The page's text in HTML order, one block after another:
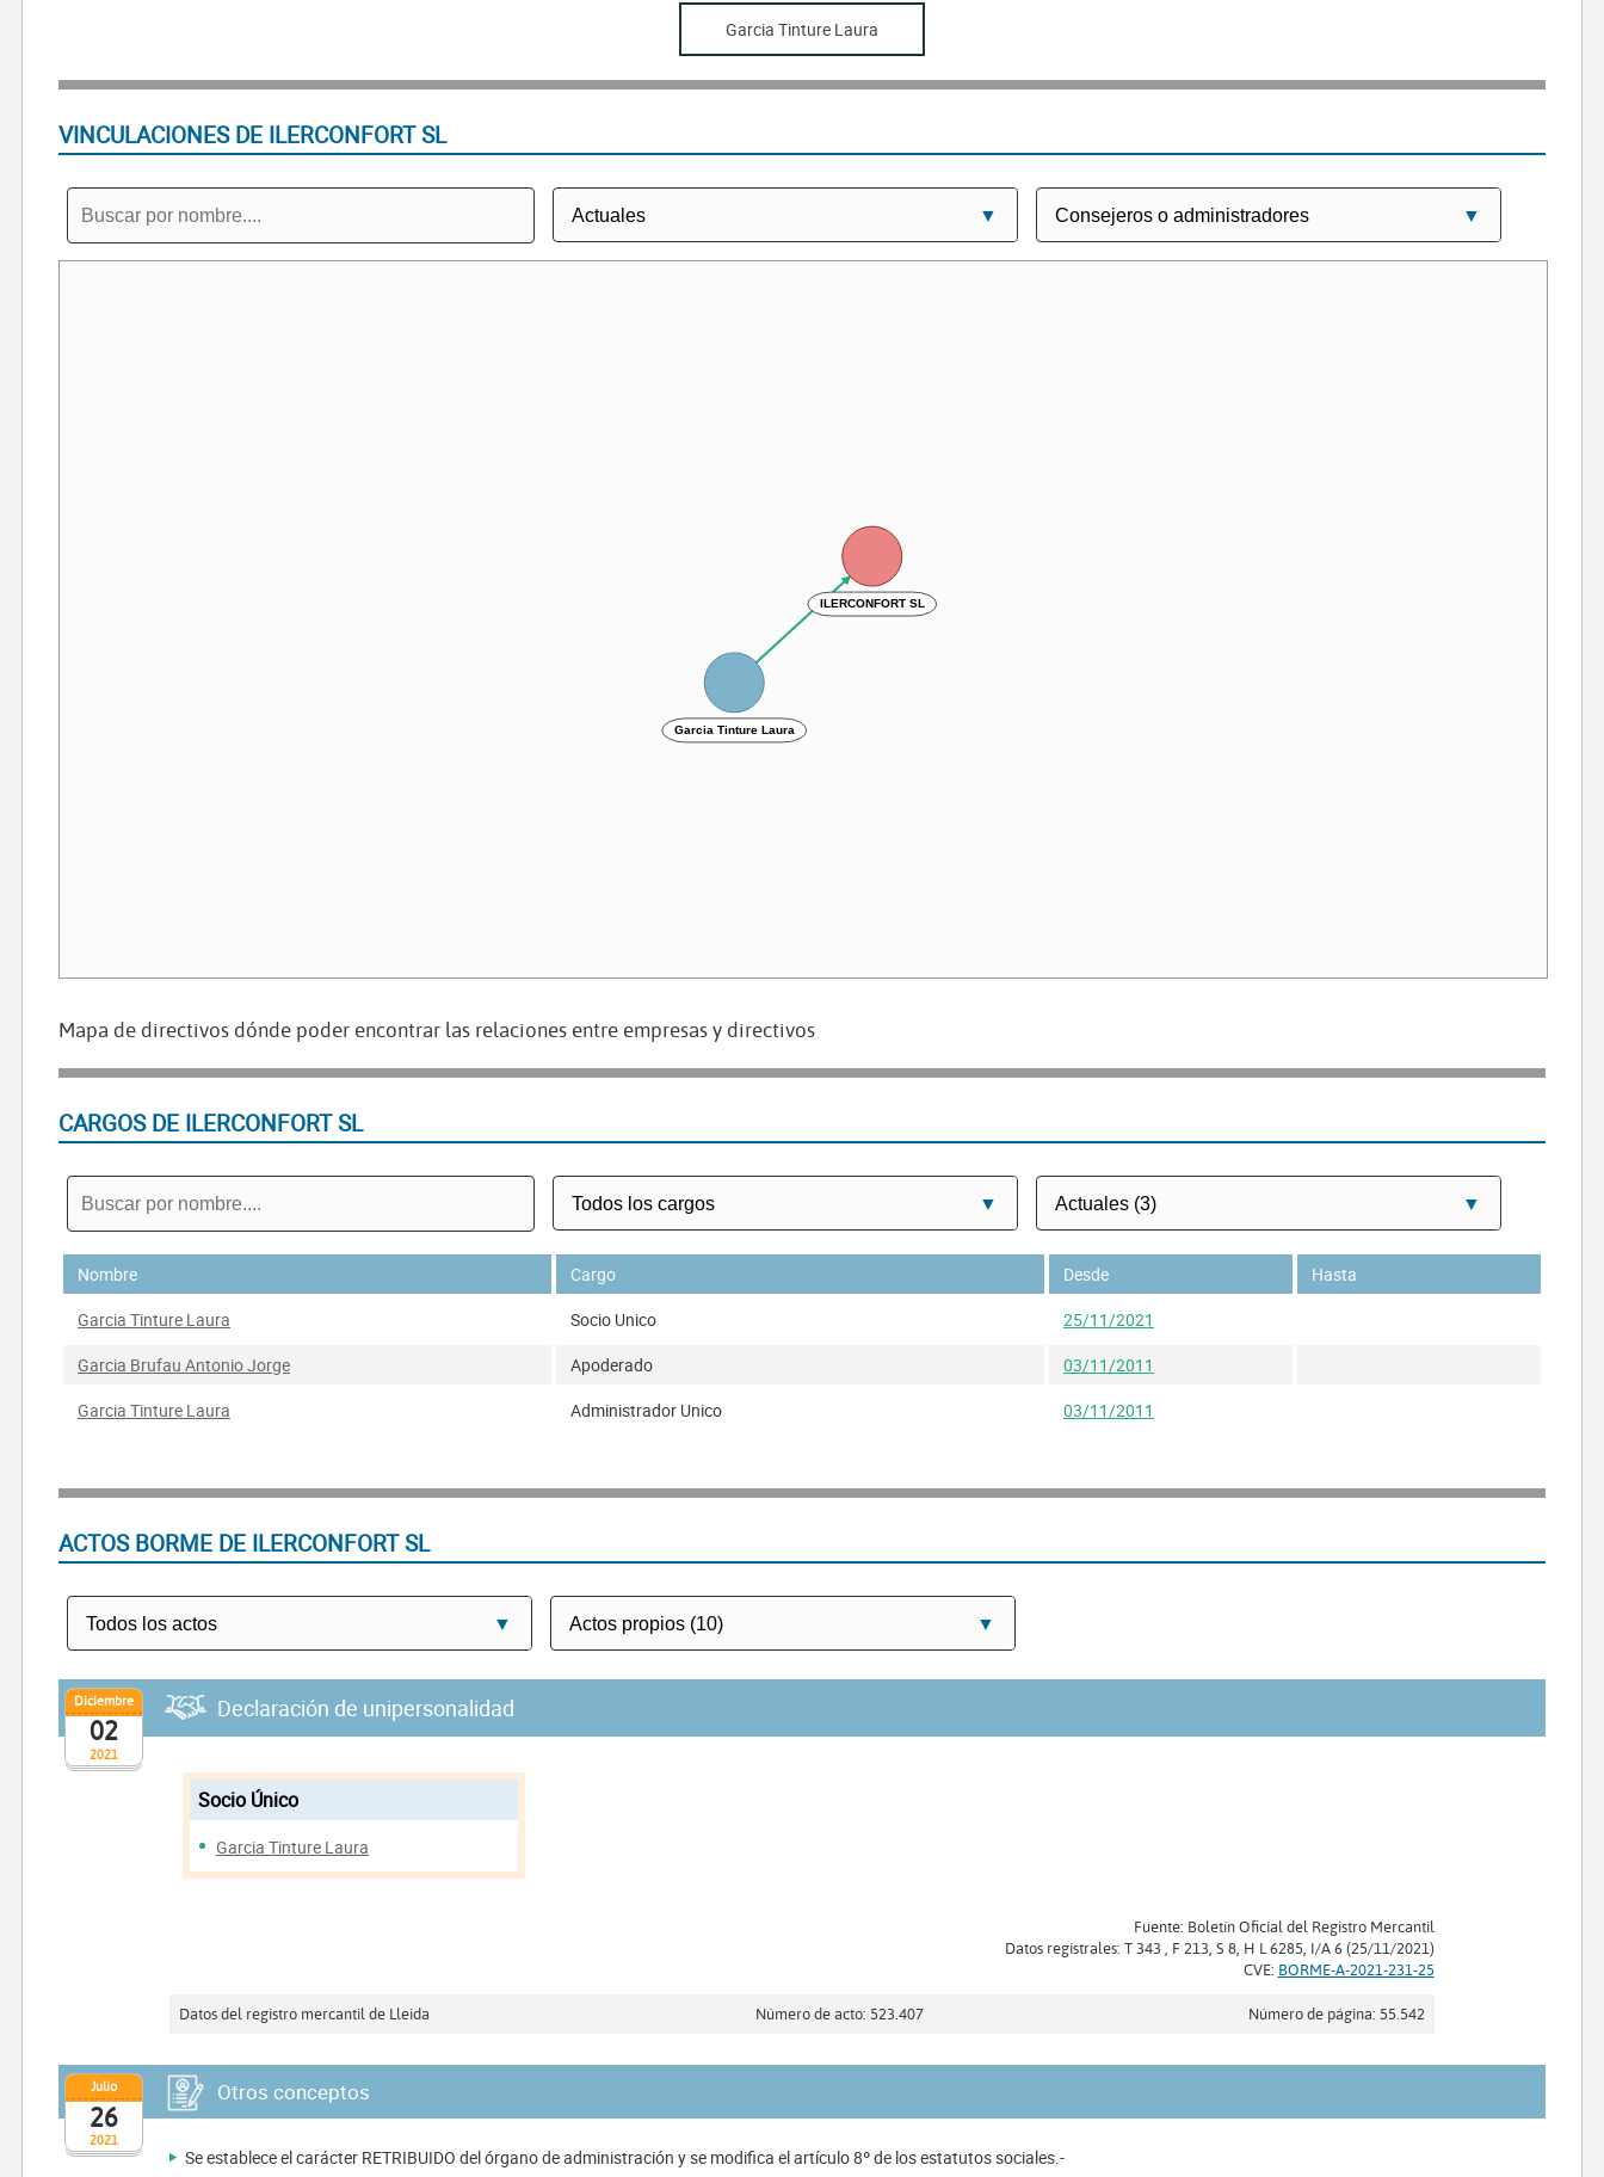
Garcia Tinture Laura
VINCULACIONES DE ILERCONFORT SL
ILERCONFORT SL
Garcia Tinture Laura
Mapa de directivos dónde poder encontrar las relaciones entre empresas y directivos
CARGOS DE ILERCONFORT SL
Nombre Cargo Desde
Hasta
Garcia Tinture Laura
Socio Unico
25/11/2021
Garcia Brufau Antonio Jorge
Apoderado
03/11/2011
Garcia Tinture Laura
Administrador Unico 03/11/2011
ACTOS BORME DE ILERCONFORT SL
2021
Diciembre
02
Declaración de unipersonalidad
Socio Único
Garcia Tinture Laura
Fuente: Boletín Oficial del Registro Mercantil
Datos registrales: T 343 , F 213, S 8, H L 6285, I/A 6 (25/11/2021)
CVE: BORME-A-2021-231-25
Datos del registro mercantil de Lleida Número de acto: 523.407 Número de página: 55.542
2021
Julio
26
Otros conceptos
Se establece el carácter RETRIBUIDO del órgano de administración y se modifica el artículo 8º de los estatutos sociales.-